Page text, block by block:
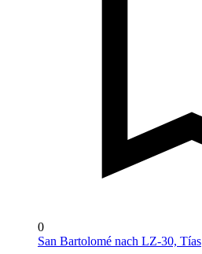
0
San Bartolomé nach LZ-30, Tías